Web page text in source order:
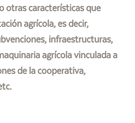
otras características que
agrícola, es decir,
infraestructuras,
agrícola vinculada a
de la cooperativa,